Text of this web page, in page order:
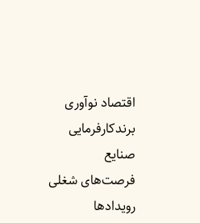
اقتصاد نوآوری
برندکارفرمایی
صنایع
فرصت‌های شغلی
رویداد‌ها